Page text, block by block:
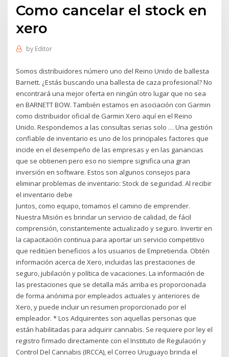
Como cancelar el stock en
xero
by Editor
Somos distribuidores número uno del Reino Unido de ballesta
Barnett. ¿Estás buscando una ballesta de caza profesional? No
encontrará una mejor oferta en ningún otro lugar que no sea
en BARNETT BOW. También estamos en asociación con Garmin
como distribuidor oficial de Garmin Xero aquí en el Reino
Unido. Respondemos a las consultas serias solo … Una gestión
confiable de inventario es uno de los principales factores que
incide en el desempeño de las empresas y en las ganancias
que se obtienen pero eso no siempre significa una gran
inversión en software. Estos son algunos consejos para
eliminar problemas de inventario: Stock de seguridad. Al recibir
el inventario debe
Juntos, como equipo, tomamos el camino de emprender.
Nuestra Misión es brindar un servicio de calidad, de fácil
comprensión, constantemente actualizado y seguro. Invertir en
la capacitación continua para aportar un servicio competitivo
que reditúen beneficios a los usuarios de Empretienda. Obtén
información acerca de Xero, incluidas las prestaciones de
seguro, jubilación y política de vacaciones. La información de
las prestaciones que se detalla más arriba es proporcionada
de forma anónima por empleados actuales y anteriores de
Xero, y puede incluir un resumen proporcionado por el
empleador. * Los Adquirentes son aquellas personas que
están habilitadas para adquirir cannabis. Se requiere por ley el
registro firmado directamente con el Instituto de Regulación y
Control Del Cannabis (IRCCA), el Correo Uruguayo brinda el